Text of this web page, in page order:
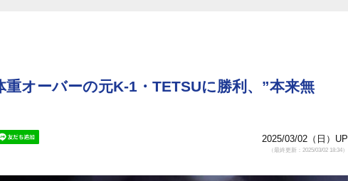
重オーバーの元K-1・TETSUに勝利、”本来無
2025/03/02（日）UP
（最終更新：2025/03/02 18:34）